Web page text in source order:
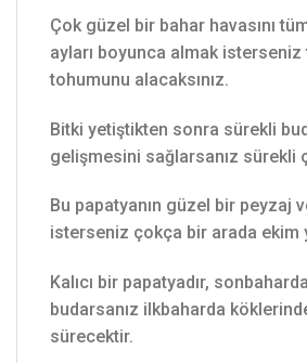
Çok güzel bir bahar havasını
ayları boyunca almak isterseniz
tohumunu alacaksınız.
Bitki yetiştikten sonra sürekli
gelişmesini sağlarsanız sürekli
Bu papatyanın güzel bir peyzaj
isterseniz çokça bir arada ekim
Kalıcı bir papatyadır,
budarsanız ilkbaharda
sürecektir.